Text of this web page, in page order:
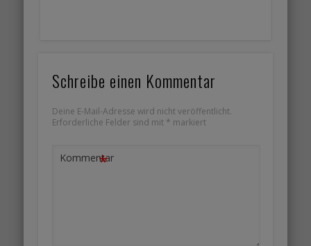
Schreibe einen Kommentar
Deine E-Mail-Adresse wird nicht veröffentlicht.
Erforderliche Felder sind mit * markiert
Kommentar
*